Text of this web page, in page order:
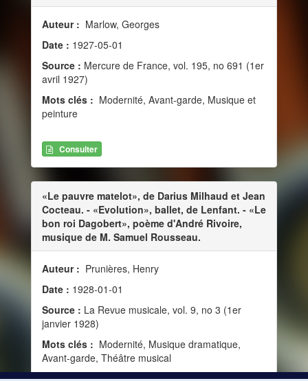
Auteur : Marlow, Georges
Date : 1927-05-01
Source : Mercure de France, vol. 195, no 691 (1er
avril 1927)
Mots clés : Modernité, Avant-garde, Musique et
peinture
Consulter
«Le pauvre matelot», de Darius Milhaud et Jean
Cocteau. - «Evolution», ballet, de Lenfant. - «Le
bon roi Dagobert», poème d'André Rivoire,
musique de M. Samuel Rousseau.
Auteur : Prunières, Henry
Date : 1928-01-01
Source : La Revue musicale, vol. 9, no 3 (1er
janvier 1928)
Mots clés : Modernité, Musique dramatique,
Avant-garde, Théâtre musical